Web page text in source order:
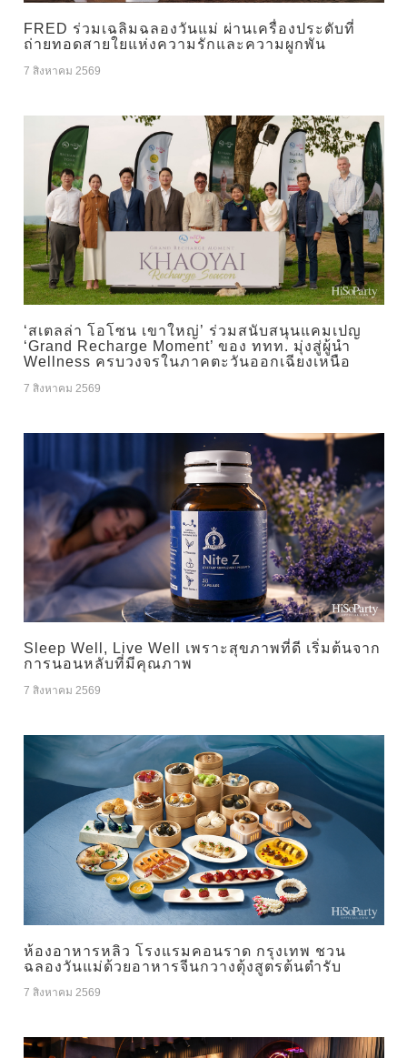
FRED ร่วมเฉลิมฉลองวันแม่ ผ่านเครื่องประดับที่
ถ่ายทอดสายใยแห่งความรักและความผูกพัน
7 สิงหาคม 2569
‘สเตลล่า โอโซน เขาใหญ่’ ร่วมสนับสนุนแคมเปญ
‘Grand Recharge Moment’ ของ ททท. มุ่งสู่ผู้นำ
Wellness ครบวงจรในภาคตะวันออกเฉียงเหนือ
7 สิงหาคม 2569
Sleep Well, Live Well เพราะสุขภาพที่ดี เริ่มต้นจาก
การนอนหลับที่มีคุณภาพ
7 สิงหาคม 2569
ห้องอาหารหลิว โรงแรมคอนราด กรุงเทพ ชวน
ฉลองวันแม่ด้วยอาหารจีนกวางตุ้งสูตรต้นตำรับ
7 สิงหาคม 2569